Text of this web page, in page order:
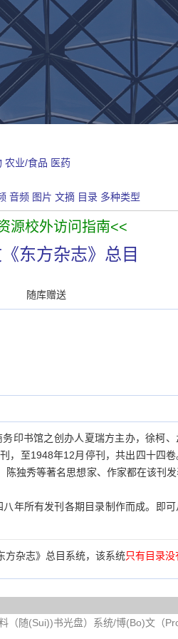
农业/食品 医药
音频 图片 文摘 目录 多种类型
源校外访问指南<<
东方杂志》总目
随库赠送
印书馆之创办人夏瑞方主办，徐柯、
，至1948年12月停刊，共出四十四
独秀等著名思想家、作家都在该刊发
年所有发刊各期目录制作而成。即
方杂志》总目系统，该系统只有目录
随(Sui))书光盘）系统/博(Bo)文（